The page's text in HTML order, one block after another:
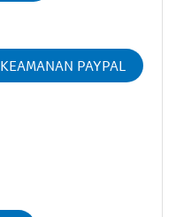
KEAMANAN PAYPAL